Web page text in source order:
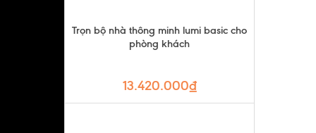
Trọn bộ nhà thông minh lumi basic cho
phòng khách
13.420.000₫